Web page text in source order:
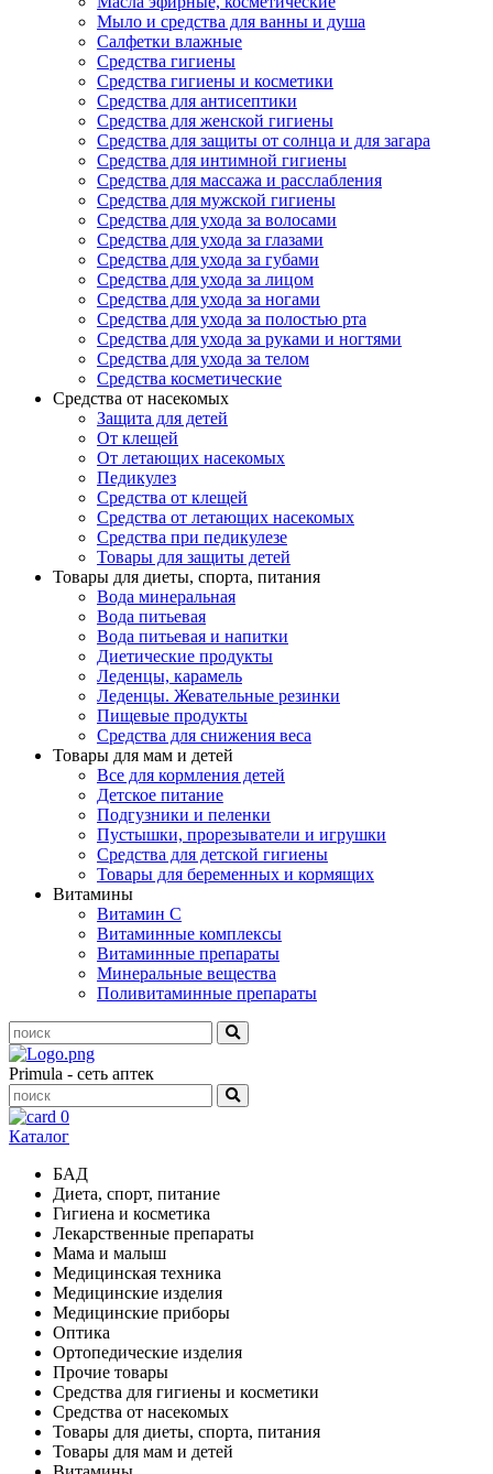
Мыло и средства для ванны и душа
Салфетки влажные
Средства гигиены
Средства гигиены и косметики
Средства для антисептики
Средства для женской гигиены
Средства для защиты от солнца и для загара
Средства для интимной гигиены
Средства для массажа и расслабления
Средства для мужской гигиены
Средства для ухода за волосами
Средства для ухода за глазами
Средства для ухода за губами
Средства для ухода за лицом
Средства для ухода за ногами
Средства для ухода за полостью рта
Средства для ухода за руками и ногтями
Средства для ухода за телом
Средства косметические
Средства от насекомых
Защита для детей
От клещей
От летающих насекомых
Педикулез
Средства от клещей
Средства от летающих насекомых
Средства при педикулезе
Товары для защиты детей
Товары для диеты, спорта, питания
Вода минеральная
Вода питьевая
Вода питьевая и напитки
Диетические продукты
Леденцы, карамель
Леденцы. Жевательные резинки
Пищевые продукты
Средства для снижения веса
Товары для мам и детей
Все для кормления детей
Детское питание
Подгузники и пеленки
Пустышки, прорезыватели и игрушки
Средства для детской гигиены
Товары для беременных и кормящих
Витамины
Витамин С
Витаминные комплексы
Витаминные препараты
Минеральные вещества
Поливитаминные препараты
Primula - сеть аптек
0
Каталог
БАД
Диета, спорт, питание
Гигиена и косметика
Лекарственные препараты
Мама и малыш
Медицинская техника
Медицинские изделия
Медицинские приборы
Оптика
Ортопедические изделия
Прочие товары
Средства для гигиены и косметики
Средства от насекомых
Товары для диеты, спорта, питания
Товары для мам и детей